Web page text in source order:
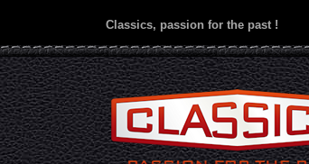
Classics, passion for the past !